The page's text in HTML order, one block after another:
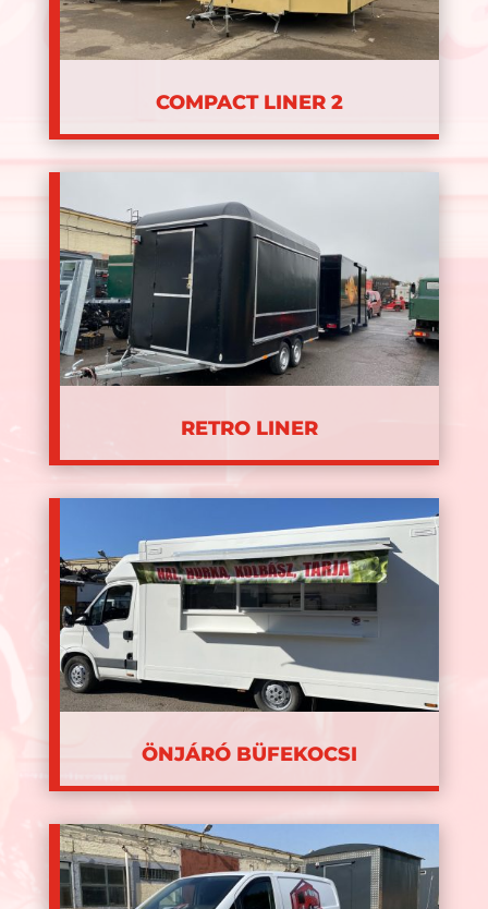
COMPACT LINER 2
RETRO LINER
ÖNJÁRÓ BÜFEKOCSI